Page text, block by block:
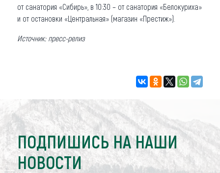
от санатория «Сибирь», в 10:30 – от санатория «Белокуриха»
и от остановки «Центральная» (магазин «Престиж»).
Источник: пресс-релиз
ПОДПИШИСЬ НА НАШИ
НОВОСТИ